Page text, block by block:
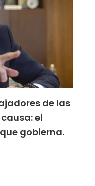
de las
el
gobierna.